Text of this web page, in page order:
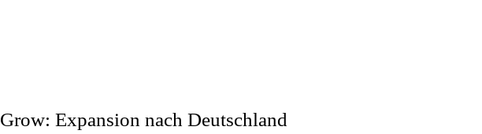
Grow: Expansion nach Deutschland